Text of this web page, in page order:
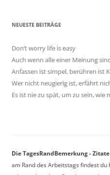
NEUESTE BEITRÄGE
Don’t worry life is easy
Auch wenn alle einer Meinung
Anfassen ist simpel, berühren ist
Wer nicht neugierig ist, erfährt
Es ist nie zu spät, um zu sein, wie
Die TagesRandBemerkung -
am Rand des Arbeitstags findest